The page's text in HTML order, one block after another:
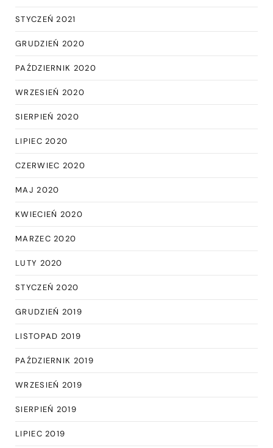
STYCZEŃ 2021
GRUDZIEŃ 2020
PAŹDZIERNIK 2020
WRZESIEŃ 2020
SIERPIEŃ 2020
LIPIEC 2020
CZERWIEC 2020
MAJ 2020
KWIECIEŃ 2020
MARZEC 2020
LUTY 2020
STYCZEŃ 2020
GRUDZIEŃ 2019
LISTOPAD 2019
PAŹDZIERNIK 2019
WRZESIEŃ 2019
SIERPIEŃ 2019
LIPIEC 2019